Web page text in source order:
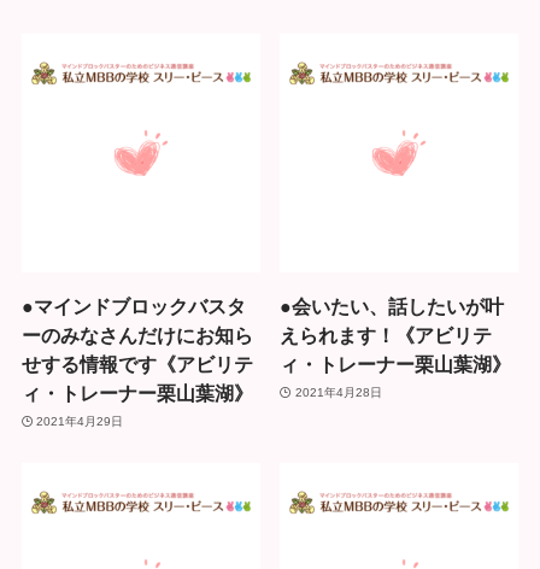
●マインドブロックバスタ
ーのみなさんだけにお知ら
せする情報です《アビリテ
ィ・トレーナー栗山葉湖》
2021年4月29日
●会いたい、話したいが叶
えられます！《アビリテ
ィ・トレーナー栗山葉湖》
2021年4月28日